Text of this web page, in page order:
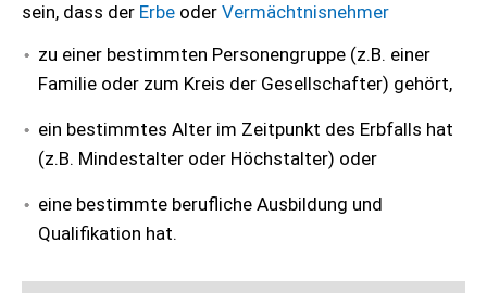
sein, dass der Erbe oder Vermächtnisnehmer
zu einer bestimmten Personengruppe (z.B. einer
Familie oder zum Kreis der Gesellschafter) gehört,
ein bestimmtes Alter im Zeitpunkt des Erbfalls hat
(z.B. Mindestalter oder Höchstalter) oder
eine bestimmte berufliche Ausbildung und
Qualifikation hat.